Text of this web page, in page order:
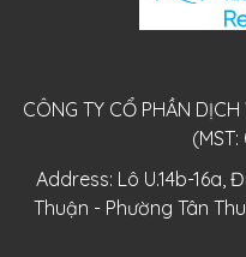
CÔNG TY CỔ PHẦN
(MST:
Address: Lô U.14b-16a,
Thuận - Phường Tân